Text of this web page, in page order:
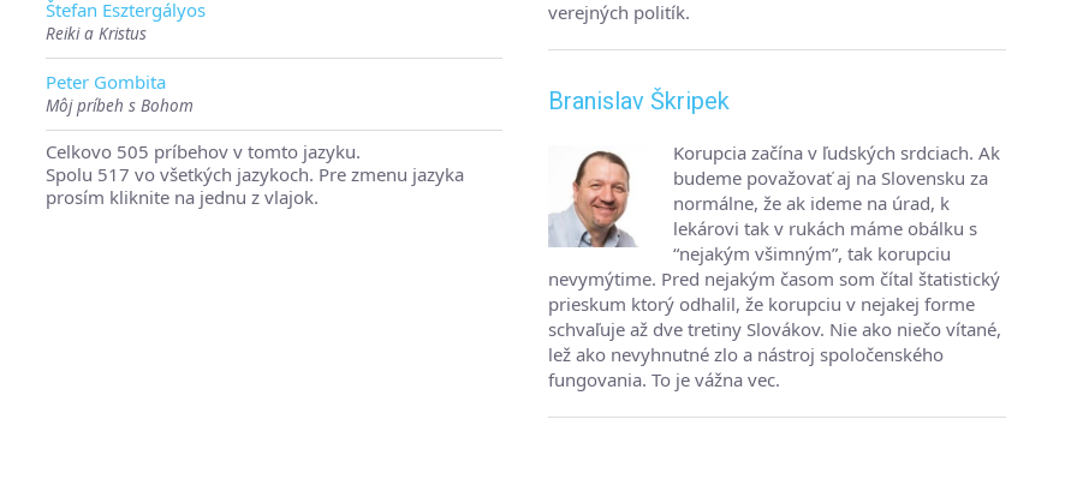
Štefan Esztergályos
Reiki a Kristus
Peter Gombita
Môj príbeh s Bohom
Celkovo 505 príbehov v tomto jazyku.
Spolu 517 vo všetkých jazykoch. Pre zmenu jazyka
prosím kliknite na jednu z vlajok.
verejných politík.
Branislav Škripek
Korupcia začína v ľudských srdciach. Ak
budeme považovať aj na Slovensku za
normálne, že ak ideme na úrad, k
lekárovi tak v rukách máme obálku s
“nejakým všimným”, tak korupciu
nevymýtime. Pred nejakým časom som čítal štatistický
prieskum ktorý odhalil, že korupciu v nejakej forme
schvaľuje až dve tretiny Slovákov. Nie ako niečo vítané,
lež ako nevyhnutné zlo a nástroj spoločenského
fungovania. To je vážna vec.